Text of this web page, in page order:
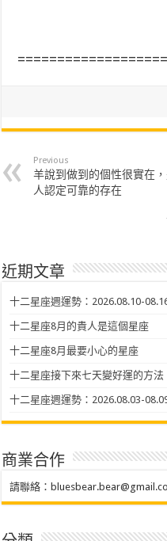
Previous
羊說到做到的個性很實在
人認定可靠的存在
近期文章
十二星座週運勢：2026.08.10-
十二星座8月的貴人是這個星座
十二星座8月最要小心的星座
十二星座接下來七天變好運的方法
十二星座週運勢：2026.08.03-
商業合作
請聯絡：